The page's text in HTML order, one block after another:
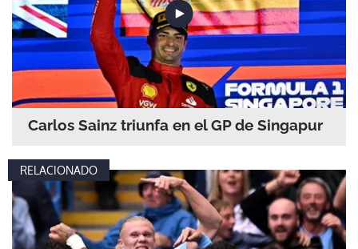
Carlos Sainz triunfa en el GP de Singapur
RELACIONADO